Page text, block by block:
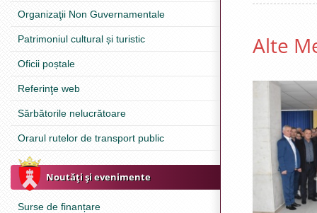
Organizaţii Non Guvernamentale
Patrimoniul cultural și turistic
Oficii poștale
Referinţe web
Sărbătorile nelucrătoare
Orarul rutelor de transport public
Noutăţi şi evenimente
Surse de finanțare
Alte